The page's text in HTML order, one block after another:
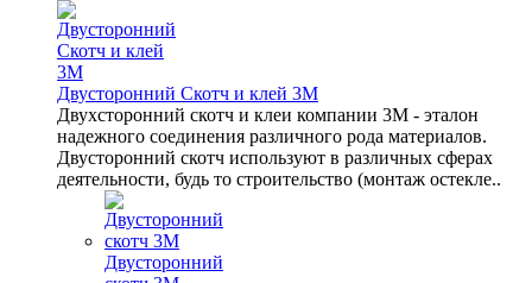
Двусторонний Скотч и клей 3М
Двухсторонний скотч и клеи компании 3M - эталон
надежного соединения различного рода материалов.
Двусторонний скотч используют в различных сферах
деятельности, будь то строительство (монтаж остекле..
Двусторонний